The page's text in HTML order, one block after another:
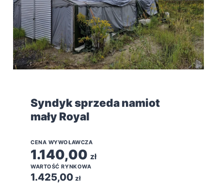
Syndyk sprzeda namiot
mały Royal
CENA WYWOŁAWCZA
1.140,00 zł
WARTOŚĆ RYNKOWA
1.425,00 zł